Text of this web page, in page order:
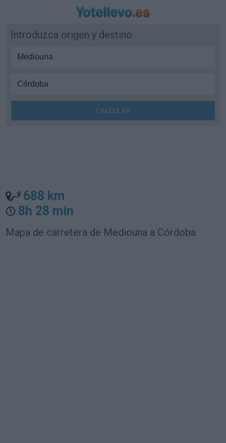
Introduzca origen y destino
688 km
8h 28 min
Mapa de carretera de Mediouna a Córdoba